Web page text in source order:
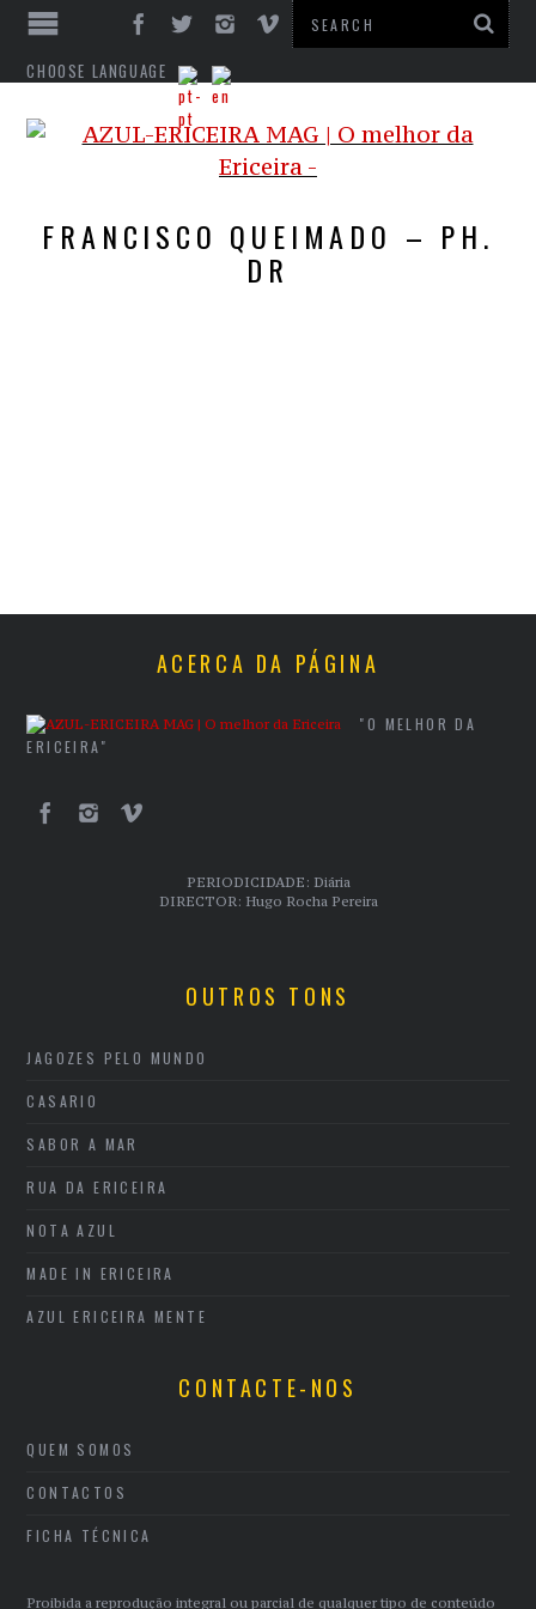
CHOOSE LANGUAGE
FRANCISCO QUEIMADO – PH.
DR
ACERCA DA PÁGINA
"O MELHOR DA
ERICEIRA"
PERIODICIDADE: Diária
DIRECTOR: Hugo Rocha Pereira
OUTROS TONS
JAGOZES PELO MUNDO
CASARIO
SABOR A MAR
RUA DA ERICEIRA
NOTA AZUL
MADE IN ERICEIRA
AZUL ERICEIRA MENTE
CONTACTE-NOS
QUEM SOMOS
CONTACTOS
FICHA TÉCNICA
Proibida a reprodução integral ou parcial de qualquer tipo de conteúdo